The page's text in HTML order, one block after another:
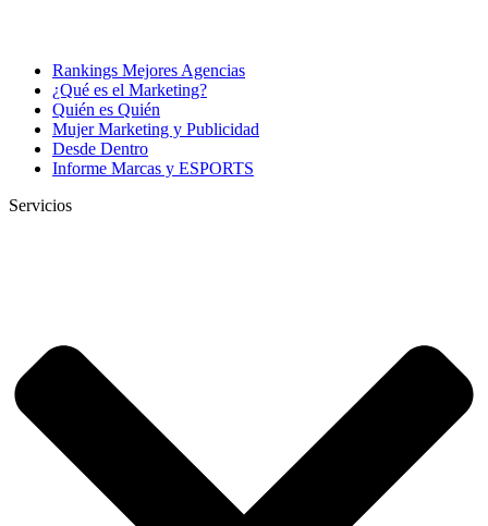
Rankings Mejores Agencias
¿Qué es el Marketing?
Quién es Quién
Mujer Marketing y Publicidad
Desde Dentro
Informe Marcas y ESPORTS
Servicios